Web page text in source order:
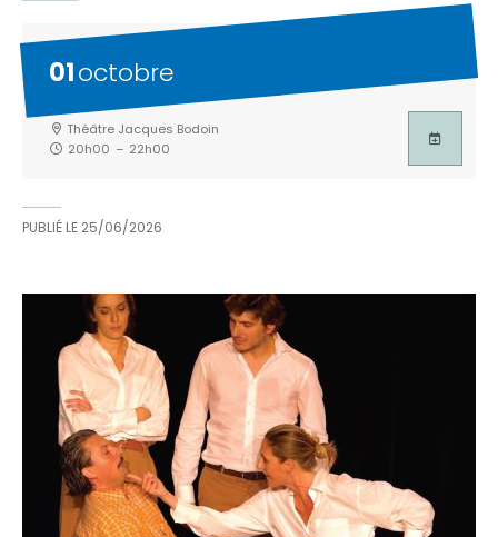
01octobre
Théâtre Jacques Bodoin
20h00 – 22h00
PUBLIÉ LE 25/06/2026